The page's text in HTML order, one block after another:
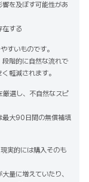
響を及ぼす可能性があ
在する
すいものです。
段階的に自然な流れで
軽減されます。
厳選し、不自然なスピ
最大90日間の無償補填
現実的には購入そのも
量に増えていたり、